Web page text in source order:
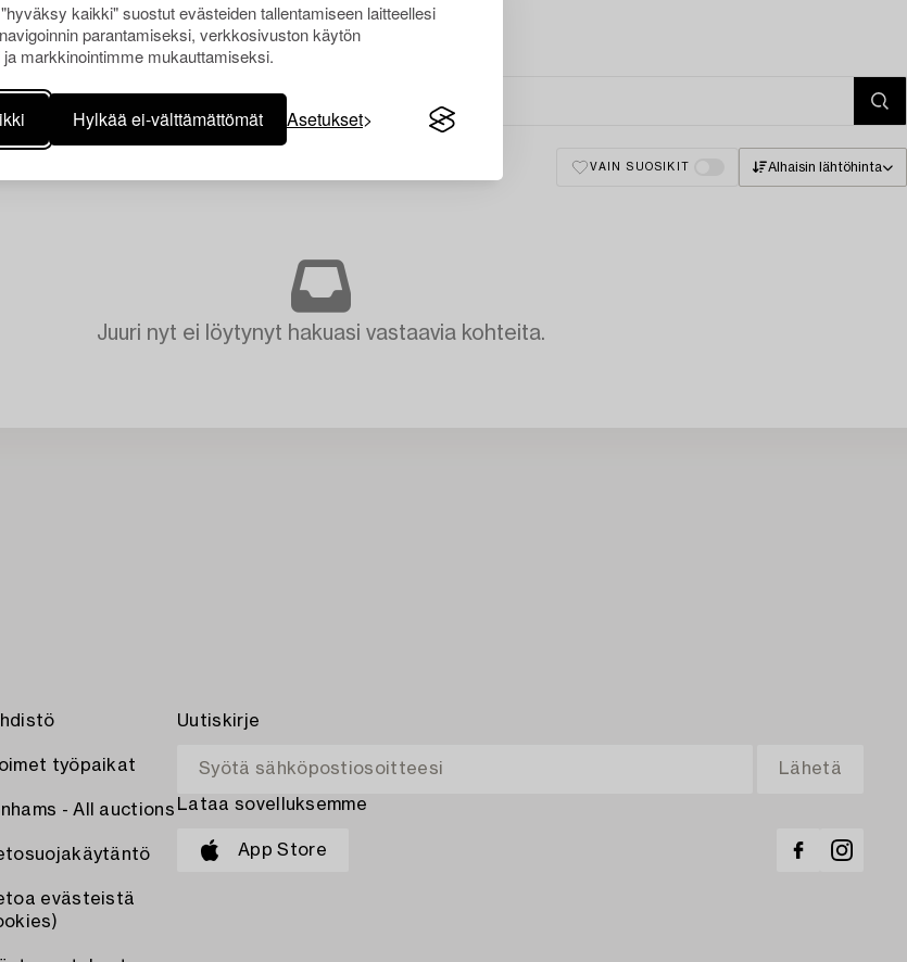
kaikki" suostut evästeiden tallentamiseen laitteellesi
parantamiseksi, verkkosivuston käytön
markkinointimme mukauttamiseksi.
Hylkää ei-välttämättömät Asetukset
VAIN SUOSIKIT Alhaisin lähtöhinta
Juuri nyt ei löytynyt hakuasi vastaavia kohteita.
työpaikat
- All auctions
evästeistä
Uutiskirje
Lataa sovelluksemme
App Store